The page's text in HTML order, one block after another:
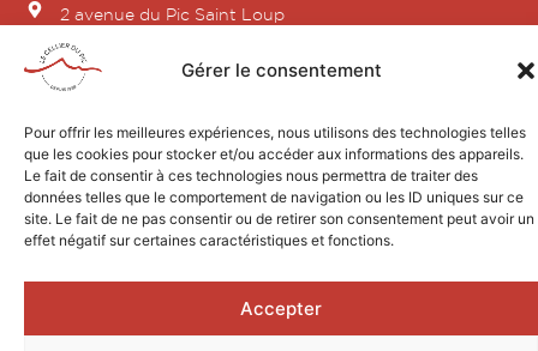
Gérer le consentement
Pour offrir les meilleures expériences, nous utilisons des technologies telles
que les cookies pour stocker et/ou accéder aux informations des appareils.
Le fait de consentir à ces technologies nous permettra de traiter des
données telles que le comportement de navigation ou les ID uniques sur ce
site. Le fait de ne pas consentir ou de retirer son consentement peut avoir un
effet négatif sur certaines caractéristiques et fonctions.
Accepter
2 avenue du Pic Saint Loup
34980 SAINT GÉLY DU FESC
+33 (0)4 67 84 21 96
L’ABUS D’ALCOOL EST DANGEREUX POUR LA SANTÉ, À
CONSOMMER AVEC MODÉRATION.
2026 © Le Cellier du Pic
Design by AGENCEKARACTERE.FR